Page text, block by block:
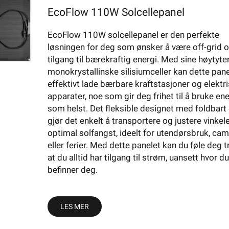
fra sollys. Solenergi kan brukes på flere måter, inkludert å
og rom ved hjelp av solvarmeanlegg, og til å dyrke planter
de er laget av silisium-baserede materialer som
til å varme opp vann eller luft, og kan brukes til å varme
energikildene som finnes, og det er et av de viktigste
og det kan bidra til å redusere avhengigheten av fossil
i områder som er langt fra strømnettet, eller i områder som
EcoFlow 110W
Solcellepanel
er et system som bruker solcellepaneler for å konvertere
komponenter, inkludert solcellepaneler, en inverter, et batteri
og kabling for å koble sammen disse
ansvarlige for å konvertere sollys til elektrisitet. De er
som genereres av solcellepanelene fra DC til AC, som er
genereres av solcellepanelene, slik at den kan brukes når
med dårlig vær.
av solcelleanlegget, inkludert å overvåke produksjonen av
fra små anlegg for private boliger til store anlegg for
EcoFlow 110W Solcellepanel
EcoFlow 110W solcellepanel er den perfekte
løsningen for deg som ønsker å være off-grid
tilgang til bærekraftig energi. Med sine
monokrystallinske silisiumceller kan dette
effektivt lade bærbare kraftstasjoner og
apparater, noe som gir deg frihet til å bruke
som helst. Det fleksible designet med foldbart
gjør det enkelt å transportere og justere
optimal solfangst, ideelt for utendørsbruk,
eller ferier. Med dette panelet kan du føle deg
at du alltid har tilgang til strøm, uansett hvor du
befinner deg.
LES MER